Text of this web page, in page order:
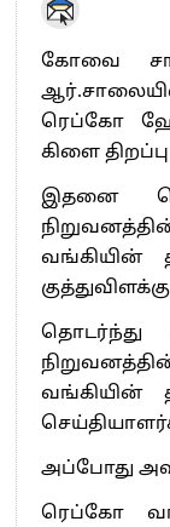
கோவை
ரெப்கோ
கிளை
இதனை
வங்கியின்
வங்கியின்
அப்போது
ரெப்கோ